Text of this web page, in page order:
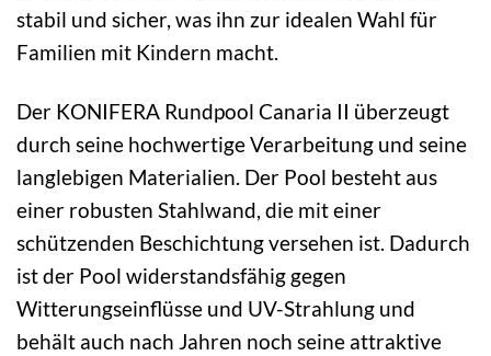
stabil und sicher, was ihn zur idealen Wahl für
Familien mit Kindern macht.
Der KONIFERA Rundpool Canaria II überzeugt
durch seine hochwertige Verarbeitung und seine
langlebigen Materialien. Der Pool besteht aus
einer robusten Stahlwand, die mit einer
schützenden Beschichtung versehen ist. Dadurch
ist der Pool widerstandsfähig gegen
Witterungseinflüsse und UV-Strahlung und
behält auch nach Jahren noch seine attraktive